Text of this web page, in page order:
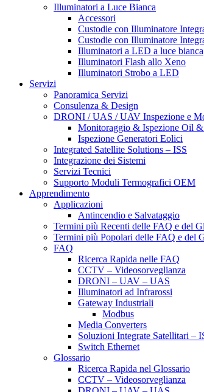
Illuminatori a Luce Bianca
Accessori
Custodie con Illuminatore
Custodie con Illuminatore
Illuminatori a LED a luce bianca
Illuminatori Flash allo Xeno
Illuminatori Strobo a LED
Servizi
Panoramica Servizi
Consulenza & Design
DRONI / UAS / UAV Inspezione e
Monitoraggio & Ispezione Oil &
Ispezione Generatori Eolici
Integrated Satellite Solutions – ISS
Integrazione dei Sistemi
Servizi Tecnici
Supporto Moduli Termografici OEM
Apprendimento
Applicazioni
Antincendio e Salvataggio
Termini più Recenti delle FAQ e del
Termini più Popolari delle FAQ e del
FAQ
Ricerca Rapida nelle FAQ
CCTV – Videosorveglianza
DRONI – UAV – UAS
Illuminatori ad Infrarossi
Gateway Industriali
Modbus
Media Converters
Soluzioni Integrate Satellitari –
Switch Ethernet
Glossario
Ricerca Rapida nel Glossario
CCTV – Videosorveglianza